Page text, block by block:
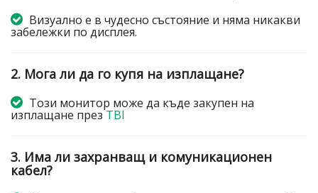
Визуално е в чудесно състояние и няма никакви
забележки по дисплея.
2. Мога ли да го купя на изплащане?
Този монитор може да къде закупен на
изплащане презTBI
3. Има ли захранващ и комуникационен
кабел?